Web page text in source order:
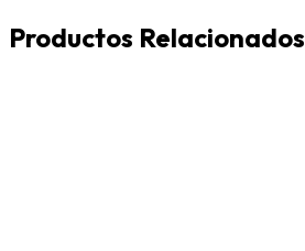
Productos Relacionados